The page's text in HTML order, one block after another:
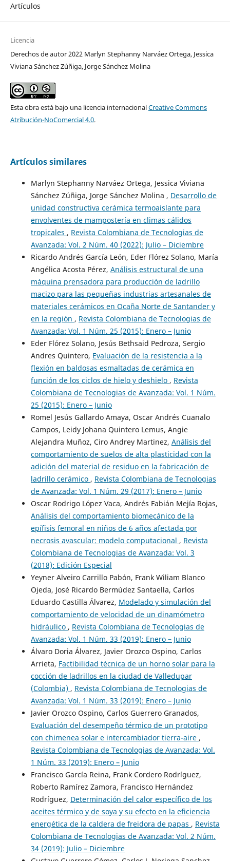
Artículos
Licencia
Derechos de autor 2022 Marlyn Stephanny Narváez Ortega, Jessica
Viviana Sánchez Zúñiga, Jorge Sánchez Molina
Esta obra está bajo una licencia internacionalCreative Commons
Atribución-NoComercial 4.0.
Artículos similares
Marlyn Stephanny Narváez Ortega, Jessica Viviana
Sánchez Zúñiga, Jorge Sánchez Molina , Desarrollo de
unidad constructiva cerámica termoaislante para
envolventes de mampostería en climas cálidos
tropicales , Revista Colombiana de Tecnologias de
Avanzada: Vol. 2 Núm. 40 (2022): Julio – Diciembre
Ricardo Andrés García León, Eder Flórez Solano, María
Angélica Acosta Pérez, Análisis estructural de una
máquina prensadora para producción de ladrillo
macizo para las pequeñas industrias artesanales de
materiales cerámicos en Ocaña Norte de Santander y
en la región , Revista Colombiana de Tecnologias de
Avanzada: Vol. 1 Núm. 25 (2015): Enero – Junio
Eder Flórez Solano, Jesús Bethsaid Pedroza, Sergio
Andres Quintero, Evaluación de la resistencia a la
flexión en baldosas esmaltadas de cerámica en
función de los ciclos de hielo y deshielo , Revista
Colombiana de Tecnologias de Avanzada: Vol. 1 Núm.
25 (2015): Enero – Junio
Romel Jesús Gallardo Amaya, Oscar Andrés Cuanalo
Campos, Leidy Johana Quintero Lemus, Angie
Alejandra Muñoz, Ciro Andrey Martinez, Análisis del
comportamiento de suelos de alta plasticidad con la
adición del material de residuo en la fabricación de
ladrillo cerámico , Revista Colombiana de Tecnologias
de Avanzada: Vol. 1 Núm. 29 (2017): Enero – Junio
Oscar Rodrigo López Vaca, Andrés Fabián Mejía Rojas,
Análisis del comportamiento biomecánico de la
epífisis femoral en niños de 6 años afectada por
necrosis avascular: modelo computacional , Revista
Colombiana de Tecnologias de Avanzada: Vol. 3
(2018): Edición Especial
Yeyner Alveiro Carrillo Pabón, Frank Wiliam Blanco
Ojeda, José Ricardo Bermúdez Santaella, Carlos
Eduardo Castilla Álvarez, Modelado y simulación del
comportamiento de velocidad de un dinamómetro
hidráulico , Revista Colombiana de Tecnologias de
Avanzada: Vol. 1 Núm. 33 (2019): Enero – Junio
Álvaro Doria Álvarez, Javier Orozco Ospino, Carlos
Arrieta, Factibilidad técnica de un horno solar para la
cocción de ladrillos en la ciudad de Valledupar
(Colombia) , Revista Colombiana de Tecnologias de
Avanzada: Vol. 1 Núm. 33 (2019): Enero – Junio
Javier Orozco Ospino, Carlos Guerrero Granados,
Evaluación del desempeño térmico de un prototipo
con chimenea solar e intercambiador tierra-aire ,
Revista Colombiana de Tecnologias de Avanzada: Vol.
1 Núm. 33 (2019): Enero – Junio
Francisco García Reina, Frank Cordero Rodríguez,
Roberto Ramírez Zamora, Francisco Hernández
Rodríguez, Determinación del calor específico de los
aceites térmico y de soya y su efecto en la eficiencia
energética de la caldera de freidora de papas , Revista
Colombiana de Tecnologias de Avanzada: Vol. 2 Núm.
34 (2019): Julio – Diciembre